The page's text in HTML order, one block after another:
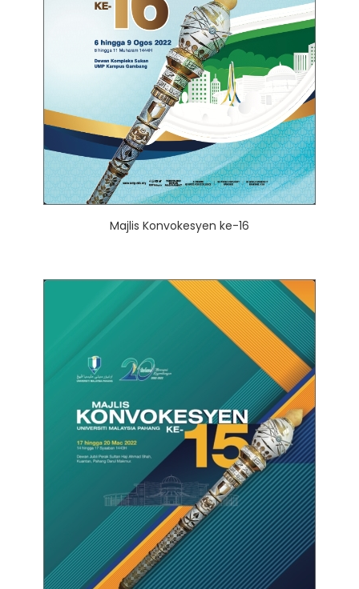
Majlis Konvokesyen ke-16